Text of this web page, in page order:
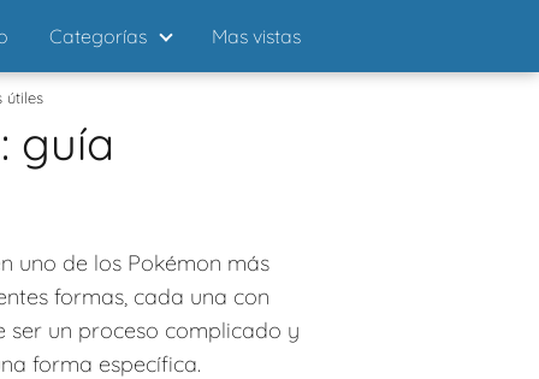
Categorías Mas vistas
útiles
guía
uno de los Pokémon más
formas, cada una con
ser un proceso complicado y
forma específica.